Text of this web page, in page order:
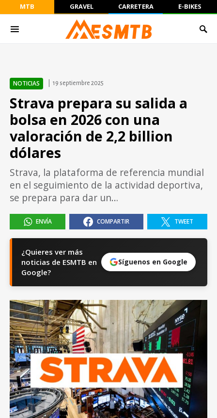
MTB GRAVEL CARRETERA E-BIKES
NOTICIAS 19 septiembre 2025
Strava prepara su salida a
bolsa en 2026 con una
valoración de 2,2 billion
dólares
Strava, la plataforma de referencia mundial
en el seguimiento de la actividad deportiva,
se prepara para dar un…
ENVÍA COMPARTIR TWEET
¿Quieres ver más
noticias de ESMTB en
Google?
Síguenos en Google